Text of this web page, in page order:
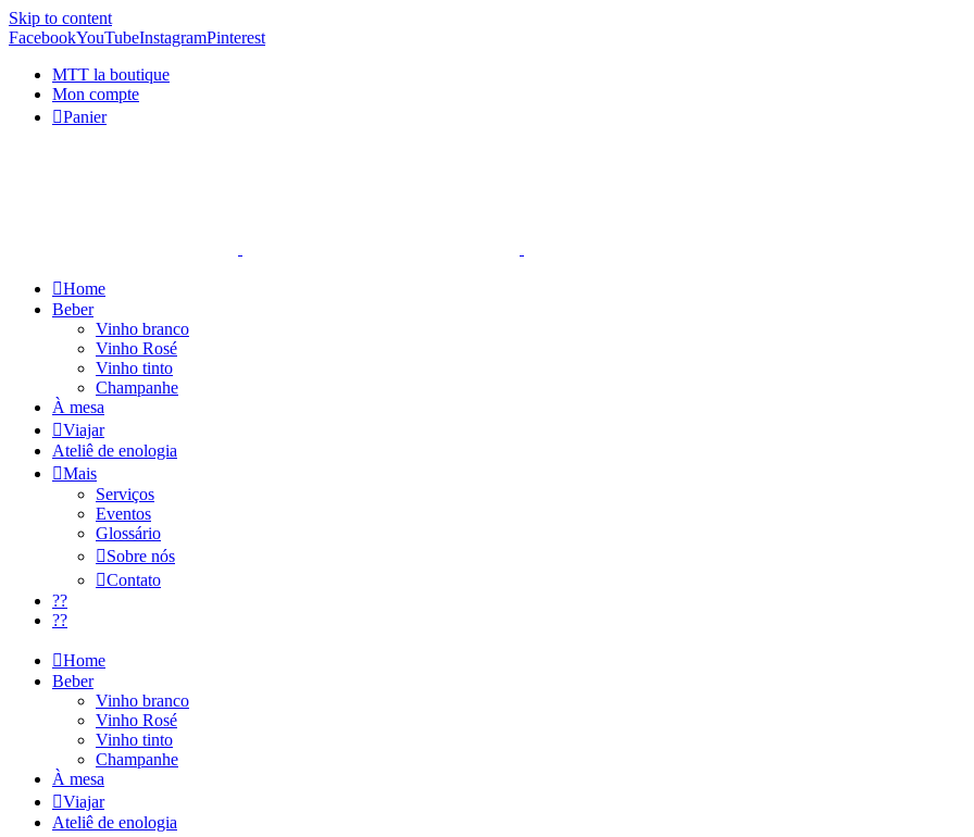
Skip to content
FacebookYouTubeInstagramPinterest
MTT la boutique
Mon compte
Panier
Home
Beber
Vinho branco
Vinho Rosé
Vinho tinto
Champanhe
À mesa
Viajar
Ateliê de enologia
Mais
Serviços
Eventos
Glossário
Sobre nós
Contato
??
??
Home
Beber
Vinho branco
Vinho Rosé
Vinho tinto
Champanhe
À mesa
Viajar
Ateliê de enologia